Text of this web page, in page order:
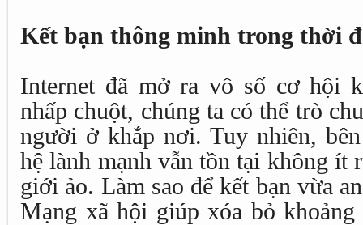
Kết bạn thông minh trong thời
Internet đã mở ra vô số cơ hội
nhấp chuột, chúng ta có thể trò
người ở khắp nơi. Tuy nhiên,
hệ lành mạnh vẫn tồn tại không ít
giới ảo. Làm sao để kết bạn vừa
Mạng xã hội giúp xóa bỏ